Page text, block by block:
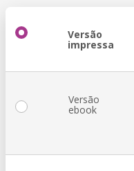
Versão
impressa
Versão
ebook